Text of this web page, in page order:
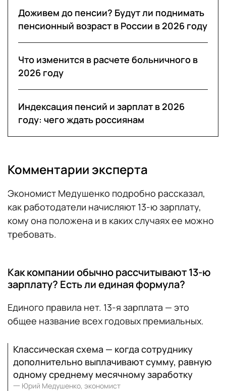
Доживем до пенсии? Будут ли поднимать
пенсионный возраст в России в 2026 году
Что изменится в расчете больничного в
2026 году
Индексация пенсий и зарплат в 2026
году: чего ждать россиянам
Комментарии эксперта
Экономист Медушенко подробно рассказал,
как работодатели начисляют 13-ю зарплату,
кому она положена и в каких случаях ее можно
требовать.
Как компании обычно рассчитывают 13-ю
зарплату? Есть ли единая формула?
Единого правила нет. 13-я зарплата — это
общее название всех годовых премиальных.
Классическая схема — когда сотруднику
дополнительно выплачивают сумму, равную
одному среднему месячному заработку
一 Юрий Медушенко, экономист